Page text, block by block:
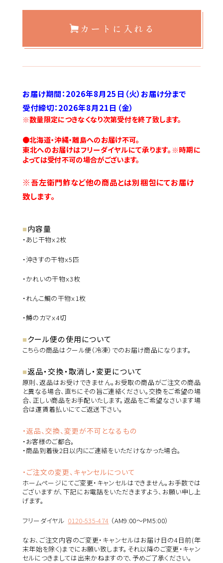
カートに入れる
お届け期間：2026年8月25日（火）お届け分まで
受付締切：2026年8月21日（金）
※数量限定につきなくなり次第受付を終了致します。
●北海道・沖縄・離島へのお届け不可。
東北へのお届けはフリーダイヤルにて承ります。 ※時期に
よっては受付不可の場合がございます。
※吾左衛門鮓など他の商品とは別梱包にてお届け
致します。
内容量
・あじ干物ｘ2枚
・沖きすの干物ｘ5匹
・かれいの干物ｘ3枚
・れんこ鯛の干物ｘ1枚
・鱒のカマｘ4切
クール便の使用について
こちらの商品はクール便（冷凍）でのお届け商品になります。
返品・交換・取消し・変更について
原則、返品はお受けできません。お受取の商品がご注文の商品
と異なる場合、直ちにその旨ご連絡ください。交換をご希望の場
合、正しい商品をお手配いたします。返品をご希望なさいます場
合は運賃着払いにてご返送下さい。
・返品、交換、変更が不可となるもの
・お客様のご都合。
・商品到着後2日以内にご連絡をいただけなかった場合。
・ご注文の変更、キャンセルについて
ホームページにてご変更・キャンセルはできません。お手数では
ございますが、下記にお電話をいただきますよう、お願い申し上
げます。
フリーダイヤル 0120-535-474 （AM9:00～PM5:00）
なお、ご注文内容のご変更・キャンセルはお届け日の4日前(年
末年始を除く)までにお願い致します。それ以降のご変更・キャン
セルにつきましては出来かねますので、予めご了承ください。